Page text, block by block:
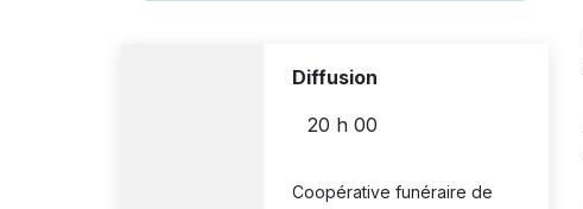
Diffusion
20 h 00
Coopérative funéraire de